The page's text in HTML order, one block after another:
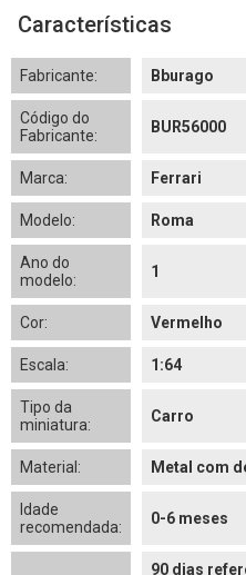
Características
Fabricante: Bburago
Código do
Fabricante:
BUR56000
Marca: Ferrari
Modelo: Roma
Ano do
modelo:
1
Cor: Vermelho
Escala: 1:64
Tipo da
miniatura:
Carro
Material: Metal com
Idade
recomendada:
0-6 meses
90 dias